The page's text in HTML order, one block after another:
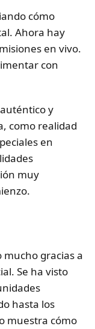
cómo
Ahora hay
en vivo.
con
y
como realidad
en
muy
gracias a
Se ha visto
hasta los
muestra cómo